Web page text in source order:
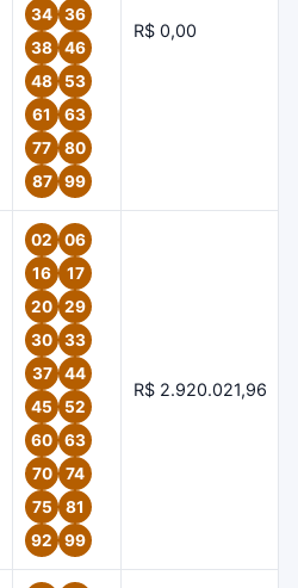
34
36
38
46
48
53
61
63
77
80
87
99
R$ 0,00
02
06
16
17
20
29
30
33
37
44
45
52
60
63
70
74
75
81
92
99
R$ 2.920.021,96